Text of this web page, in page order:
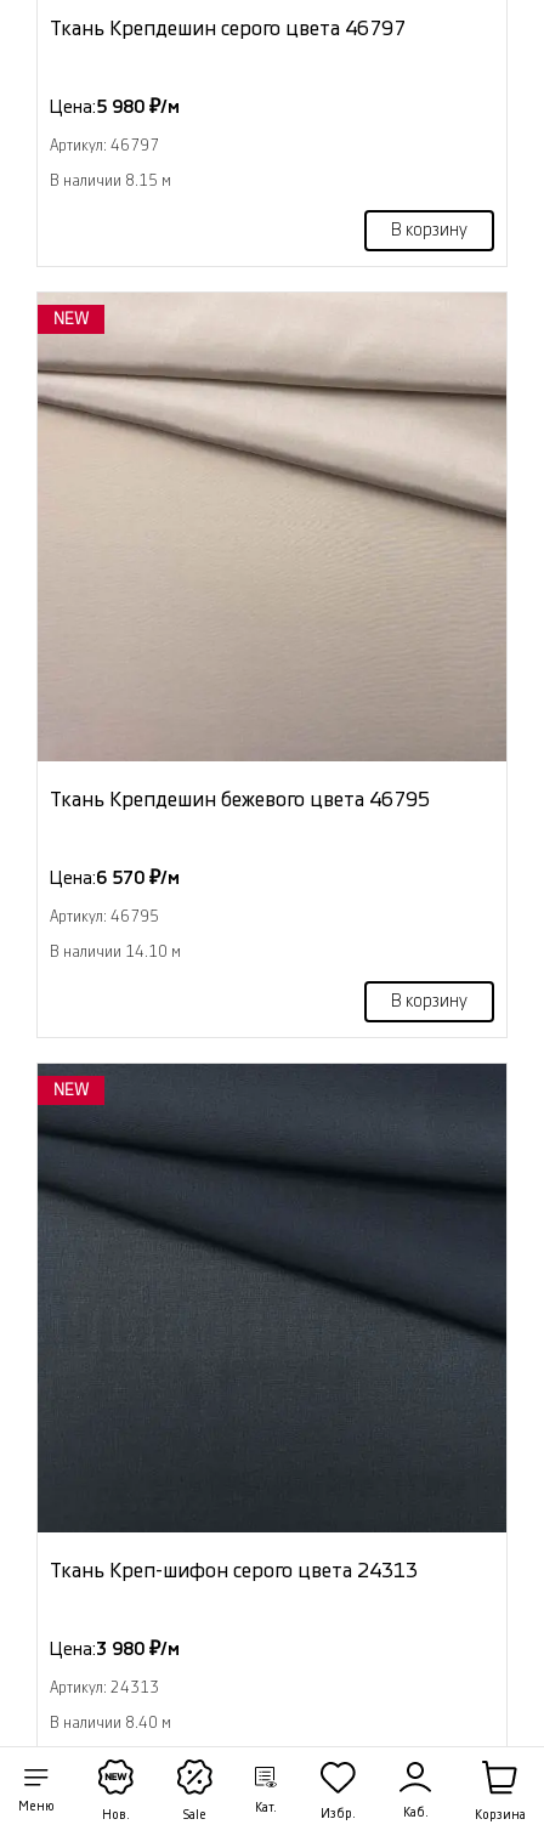
Меню
Нов. Sale
Кат. Избр. Каб. Корзина
Ткань Крепдешин серого цвета 46797
Цена:5 980 ₽/м
Артикул: 46797
В наличии 8.15 м
В корзину
NEW
Ткань Крепдешин бежевого цвета 46795
Цена:6 570 ₽/м
Артикул: 46795
В наличии 14.10 м
В корзину
NEW
Ткань Креп-шифон серого цвета 24313
Цена:3 980 ₽/м
Артикул: 24313
В наличии 8.40 м
В корзину